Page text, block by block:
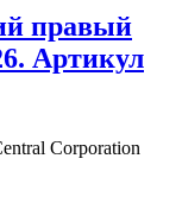
правый
Артикул
Corporation